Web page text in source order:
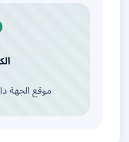
الكويت
موقع الجهة داخل